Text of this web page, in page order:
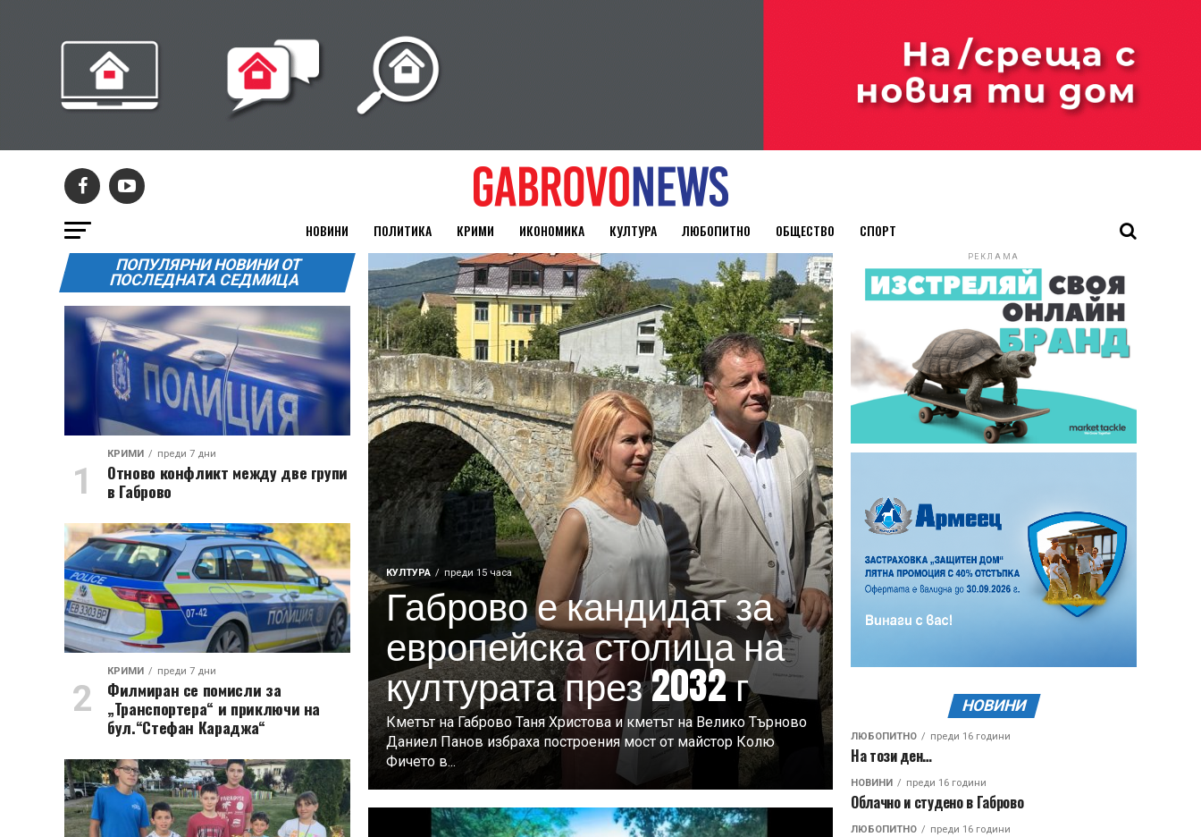
НОВИНИ ПОЛИТИКА КРИМИ ИКОНОМИКА КУЛТУРА ЛЮБОПИТНО ОБЩЕСТВО СПОРТ
КУЛТУРА преди 15 часа
Габрово е кандидат за
европейска столица на
културата през 2032 г
Кметът на Габрово Таня Христова и кметът на Велико Търново
Даниел Панов избраха построения мост от майстор Колю
Фичето в...
ПОПУЛЯРНИ НОВИНИ ОТ
ПОСЛЕДНАТА СЕДМИЦА
КРИМИ преди 7 дни
Отново конфликт между две групи
в Габрово
КРИМИ преди 7 дни
Филмиран се помисли за
„Транспортера“ и приключи на
бул.“Стефан Караджа“
РЕКЛАМА
НОВИНИ
ЛЮБОПИТНО преди 16 години
На този ден…
НОВИНИ преди 16 години
Облачно и студено в Габрово
ЛЮБОПИТНО преди 16 години